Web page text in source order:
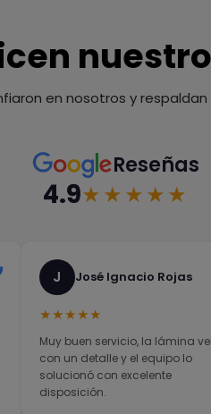
en nosotros y
Reseñas
4.9★★★★★
J José Ignacio Rojas
★★★★★
Muy buen servicio, la lámina
con un detalle y el equipo lo
solucionó con excelente
disposición.